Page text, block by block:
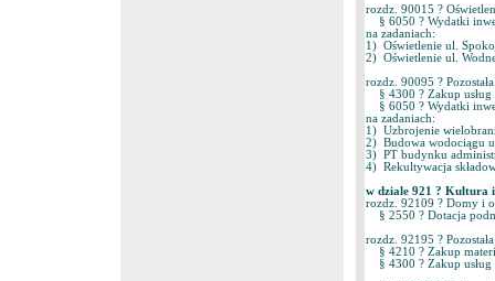
rozdz. 90015 ?
§ 6050 ? Wydatki
na zadaniach:
1) Oświetlenie ul.
2) Oświetlenie ul.
rozdz. 90095 ?
§ 4300 ? Zakup
§ 6050 ? Wydatki
na zadaniach:
1) Uzbrojenie
2) Budowa wodociągu
3) PT budynku
4) Rekultywacja
w dziale 921 ?
rozdz. 92109 ? Domy i
§ 2550 ? Dotacja
rozdz. 92195 ?
§ 4210 ? Zakup
§ 4300 ? Zakup